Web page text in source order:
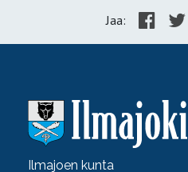
Jaa:
Ilmajoen kunta